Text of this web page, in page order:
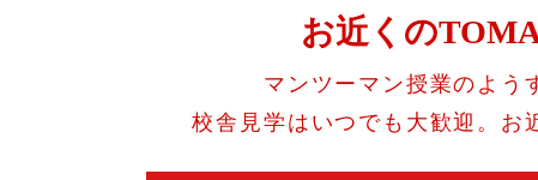
お近くの
マンツーマン授業のよう
校舎見学はいつでも大歓迎。お